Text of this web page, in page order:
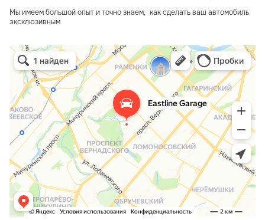
Мы имеем большой опыт и точно знаем, как сделать ваш автомобиль
эксклюзивным